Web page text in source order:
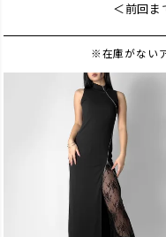
＜前回ま
※在庫がない